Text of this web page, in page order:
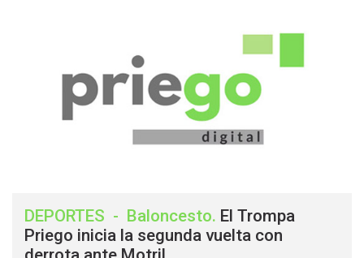
DEPORTES - Baloncesto. El Trompa
Priego inicia la segunda vuelta con